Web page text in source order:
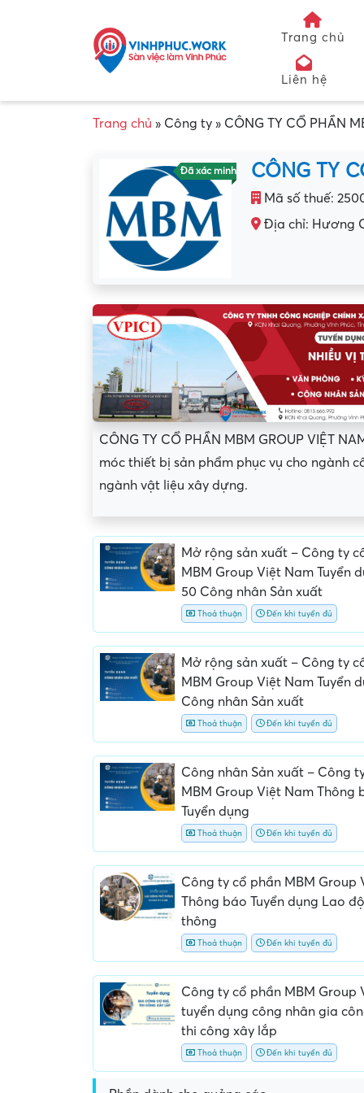
Trang chủ
Liên hệ
Trang chủ » Công ty » CÔNG TY CỔ PHẦN
Đã xác minh CÔNG TY
Mã số thuế:
Địa chỉ: Hương
CÔNG TY CỔ PHẦN MBM GROUP VIỆT
móc thiết bị sản phẩm phục vụ cho ngành
ngành vật liệu xây dựng.
Mở rộng sản xuất – Công ty
MBM Group Việt Nam Tuyển
50 Công nhân Sản xuất
Thoả thuận Đến khi tuyển đủ
Mở rộng sản xuất – Công ty
MBM Group Việt Nam Tuyển
Công nhân Sản xuất
Thoả thuận Đến khi tuyển đủ
Công nhân Sản xuất – Công
MBM Group Việt Nam Thông
Tuyển dụng
Thoả thuận Đến khi tuyển đủ
Công ty cổ phần MBM Group
Thông báo Tuyển dụng Lao
thông
Thoả thuận Đến khi tuyển đủ
Công ty cổ phần MBM Group
tuyển dụng công nhân gia
thi công xây lắp
Thoả thuận Đến khi tuyển đủ
Yêu cầu nộp phí phỏng
giữ chỗ...